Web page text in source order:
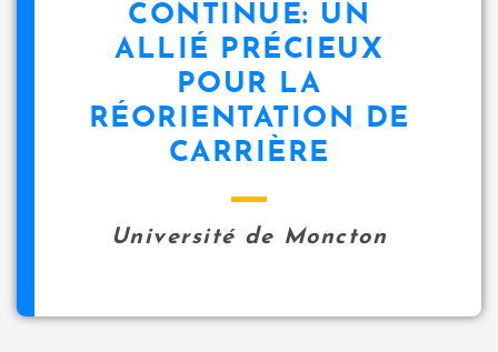
CONTINUE: UN
ALLIÉ PRÉCIEUX
POUR LA
RÉORIENTATION DE
CARRIÈRE
Université de Moncton